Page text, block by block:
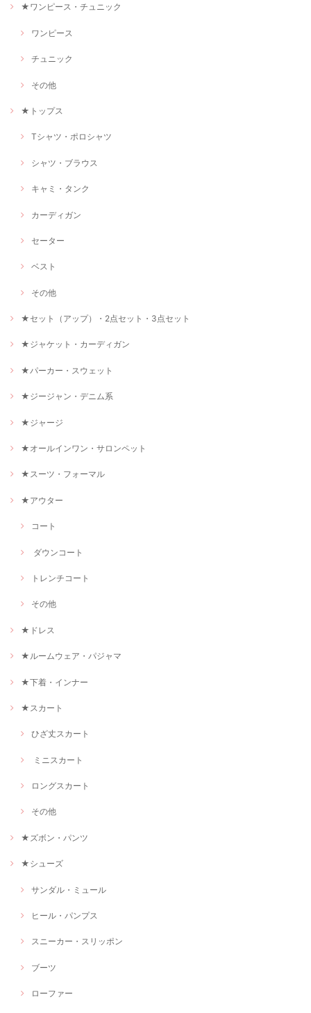
★ワンピース・チュニック
ワンピース
チュニック
その他
★トップス
Tシャツ・ポロシャツ
シャツ・ブラウス
キャミ・タンク
カーディガン
セーター
ベスト
その他
★セット（アップ）・2点セット・3点セット
★ジャケット・カーディガン
★パーカー・スウェット
★ジージャン・デニム系
★ジャージ
★オールインワン・サロンペット
★スーツ・フォーマル
★アウター
コート
ダウンコート
トレンチコート
その他
★ドレス
★ルームウェア・パジャマ
★下着・インナー
★スカート
ひざ丈スカート
ミニスカート
ロングスカート
その他
★ズボン・パンツ
★シューズ
サンダル・ミュール
ヒール・パンプス
スニーカー・スリッポン
ブーツ
ローファー